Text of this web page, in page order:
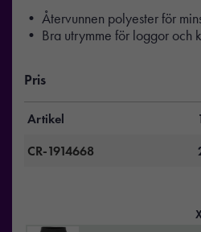
• Återvunnen polyester för
• Bra utrymme för loggor och
Pris
Artikel
CR-1914668